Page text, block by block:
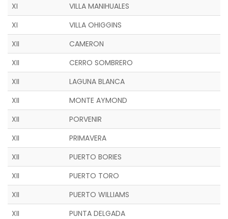
XI
VILLA MANIHUALES
XI
VILLA OHIGGINS
XII
CAMERON
XII
CERRO SOMBRERO
XII
LAGUNA BLANCA
XII
MONTE AYMOND
XII
PORVENIR
XII
PRIMAVERA
XII
PUERTO BORIES
XII
PUERTO TORO
XII
PUERTO WILLIAMS
XII
PUNTA DELGADA